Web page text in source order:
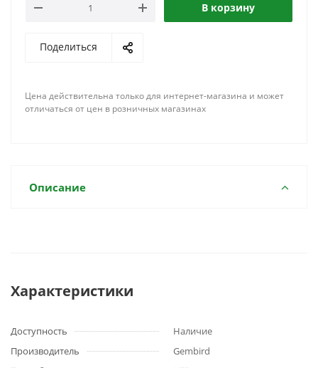
В корзину
Поделиться
Цена действительна только для интернет-магазина и может
отличаться от цен в розничных магазинах
Описание
Характеристики
Доступность
Наличие
Производитель
Gembird